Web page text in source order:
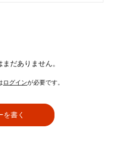
だありません。
ログインが必要です。
を書く